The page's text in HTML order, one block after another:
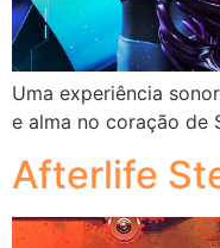
Uma experiência
e alma no coração de
Afterlife